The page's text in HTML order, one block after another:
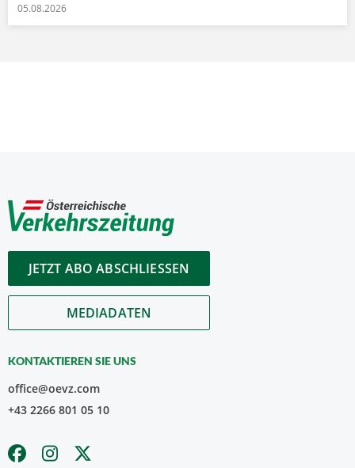
05.08.2026
JETZT ABO ABSCHLIESSEN
MEDIADATEN
KONTAKTIEREN SIE UNS
office@oevz.com
+43 2266 801 05 10